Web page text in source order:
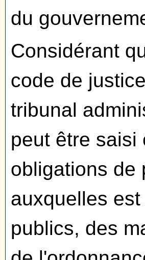
du
Considérant
code de
tribunal
peut être saisi
obligations de
auxquelles
publics, des